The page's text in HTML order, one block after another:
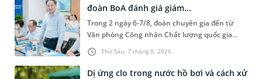
Thứ Sáu, 7 tháng 8, 2026
đoàn BoA đánh giá giám...
Trong 2 ngày 6-7/8, đoàn chuyên gia đến từ
Văn phòng Công nhận Chất lượng quốc gia
(BoA) đã ghi nhận và đánh giá cao nỗ lực duy trì
hệ thống quản lý chất lượ...
Dị ứng clo trong nước hồ bơi và cách xử